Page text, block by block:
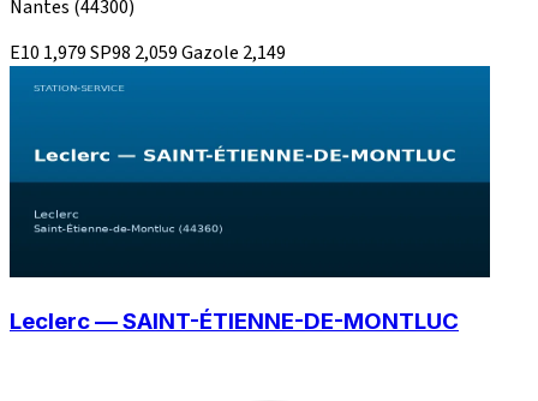
Nantes (44300)
E10 1,979SP98 2,059Gazole 2,149
Leclerc — SAINT-ÉTIENNE-DE-MONTLUC